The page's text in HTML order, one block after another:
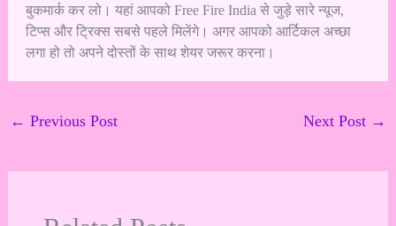
बुकमार्क कर लो। यहां आपको Free Fire India से जुड़े सारे न्यूज,
टिप्स और ट्रिक्स सबसे पहले मिलेंगे। अगर आपको आर्टिकल अच्छा
लगा हो तो अपने दोस्तों के साथ शेयर जरूर करना।
← Previous Post Next Post →